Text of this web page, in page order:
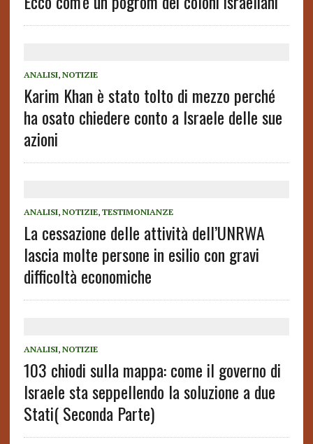
ANALISI, NOTIZIE
Karim Khan è stato tolto di mezzo perché
ha osato chiedere conto a Israele delle sue
azioni
ANALISI, NOTIZIE, TESTIMONIANZE
La cessazione delle attività dell’UNRWA
lascia molte persone in esilio con gravi
difficoltà economiche
ANALISI, NOTIZIE
103 chiodi sulla mappa: come il governo di
Israele sta seppellendo la soluzione a due
Stati( Seconda Parte)